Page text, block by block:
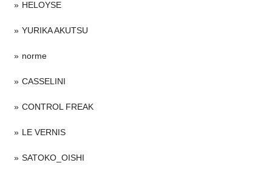
HELOYSE
YURIKA AKUTSU
norme
CASSELINI
CONTROL FREAK
LE VERNIS
SATOKO_OISHI